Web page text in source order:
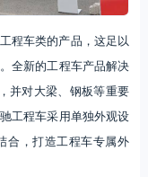
程车类的产品，这足以
全新的工程车产品解决
并对大梁、钢板等重要
工程车采用单独外观设
合，打造工程车专属外